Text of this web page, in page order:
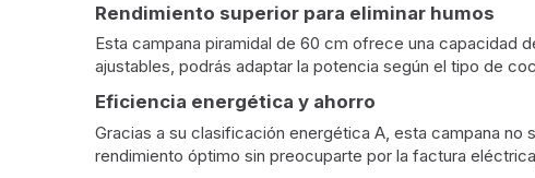
Rendimiento superior para eliminar humos
Esta campana piramidal de 60 cm ofrece una capacidad
ajustables, podrás adaptar la potencia según el tipo de
Eficiencia energética y ahorro
Gracias a su clasificación energética A, esta campana
rendimiento óptimo sin preocuparte por la factura